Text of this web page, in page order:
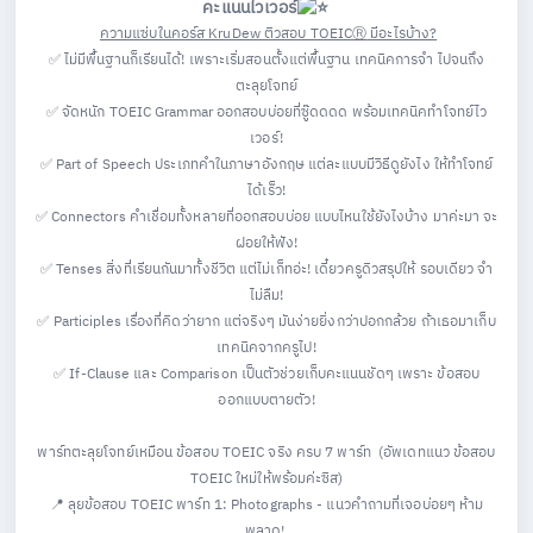
คะแนนไวเวอร์
ความแซ่บในคอร์ส KruDew ติวสอบ TOEICⓇ มีอะไรบ้าง?
✅ ไม่มีพื้นฐานก็เรียนได้! เพราะเริ่มสอนตั้งแต่พื้นฐาน เทคนิคการจำ ไปจนถึง
ตะลุยโจทย์
✅ จัดหนัก TOEIC Grammar ออกสอบบ่อยที่ซู๊ดดดด พร้อมเทคนิคทำโจทย์ไว
เวอร์!
✅ Part of Speech ประเภทคำในภาษาอังกฤษ แต่ละแบบมีวิธีดูยังไง ให้ทำโจทย์
ได้เร็ว!
✅ Connectors คำเชื่อมทั้งหลายที่ออกสอบบ่อย แบบไหนใช้ยังไงบ้าง มาค่ะมา จะ
ฝอยให้ฟัง!
✅ Tenses สิ่งที่เรียนกันมาทั้งชีวิต แต่ไม่เก็ทอ่ะ! เดี๋ยวครูดิวสรุปให้ รอบเดียว จำ
ไม่ลืม!
✅ Participles เรื่องที่คิดว่ายาก แต่จริงๆ มันง่ายยิ่งกว่าปอกกล้วย ถ้าเธอมาเก็บ
เทคนิคจากครูไป!
✅ If-Clause และ Comparison เป็นตัวช่วยเก็บคะแนนชัดๆ เพราะ ข้อสอบ
ออกแบบตายตัว!
พาร์ทตะลุยโจทย์เหมือน ข้อสอบ TOEIC จริง ครบ 7 พาร์ท (อัพเดทแนว ข้อสอบ
TOEIC ใหม่ให้พร้อมค่ะซิส)
📍 ลุยข้อสอบ TOEIC พาร์ท 1: Photographs - แนวคำถามที่เจอบ่อยๆ ห้าม